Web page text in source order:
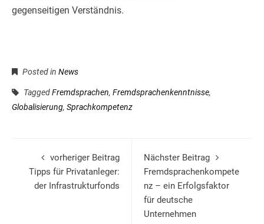
gegenseitigen Verständnis.
Posted in News
TaggedFremdsprachen, Fremdsprachenkenntnisse,
Globalisierung, Sprachkompetenz
vorheriger Beitrag
Tipps für Privatanleger:
der Infrastrukturfonds
Nächster Beitrag
Fremdsprachenkompete
nz – ein Erfolgsfaktor
für deutsche
Unternehmen